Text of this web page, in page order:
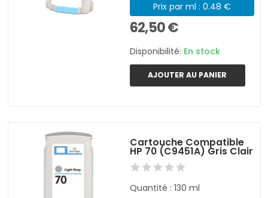
Prix par ml : 0.48 €
62,50 €
Disponibilité: En stock
AJOUTER AU PANIER
Cartouche Compatible
HP 70 (C9451A) Gris Clair
Quantité : 130 ml